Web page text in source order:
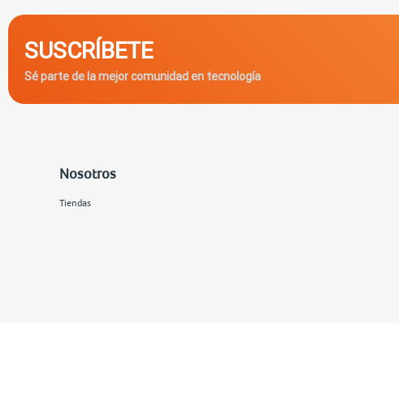
SUSCRÍBETE
Sé parte de la mejor comunidad en tecnología
Nosotros
Tiendas